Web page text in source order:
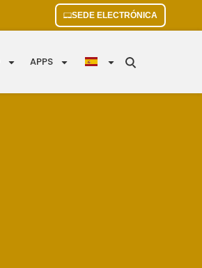
SEDE ELECTRÓNICA
APPS